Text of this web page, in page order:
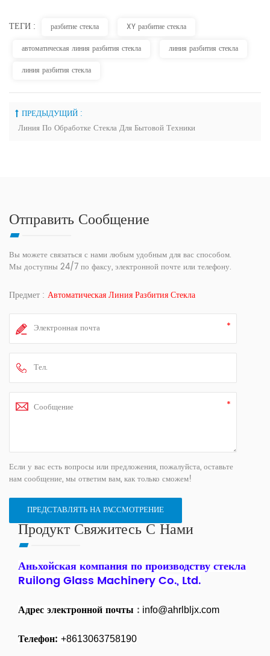
ТЕГИ : разбитие стекла
XY разбитие стекла
автоматическая линия разбития стекла
линия разбития стекла
линия разбития стекла
ПРЕДЫДУЩИЙ :
Линия По Обработке Стекла Для Бытовой Техники
Отправить Сообщение
Вы можете связаться с нами любым удобным для вас способом.
Мы доступны 24/7 по факсу, электронной почте или телефону.
Предмет : Автоматическая Линия Разбития Стекла
Если у вас есть вопросы или предложения, пожалуйста, оставьте
нам сообщение, мы ответим вам, как только сможем!
Продукт Свяжитесь С Нами
Аньхойская компания по производству стекла
Ruilong Glass Machinery Co., Ltd.
Адрес электронной почты : info@ahrlbljx.com
Телефон: +8613063758190